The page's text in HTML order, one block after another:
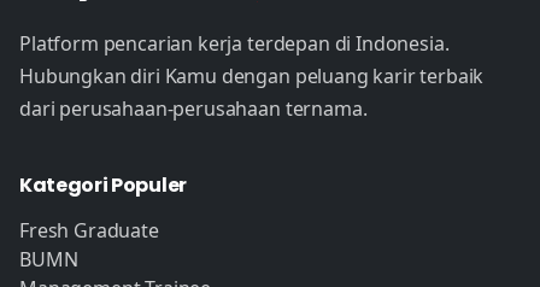
Platform pencarian kerja terdepan di Indonesia.
Hubungkan diri Kamu dengan peluang karir terbaik
dari perusahaan-perusahaan ternama.
Kategori Populer
Fresh Graduate
BUMN